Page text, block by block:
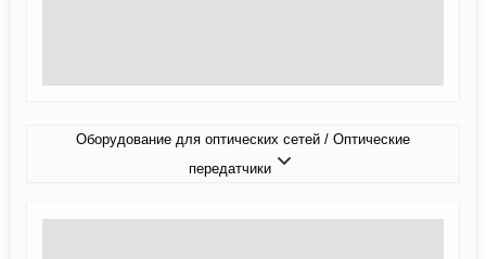
Оборудование для оптических сетей / Оптические
передатчики